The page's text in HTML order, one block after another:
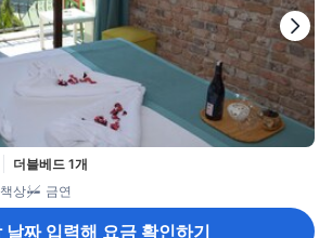
더블베드 1개
책상 금연
날짜 입력해 요금 확인하기